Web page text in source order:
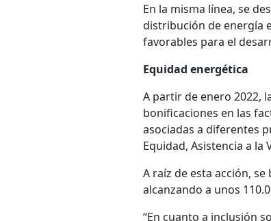
En la misma línea, se
distribución de energía
favorables para el
Equidad energética
A partir de enero 2022,
bonificaciones en las
asociadas a diferentes
Equidad, Asistencia a la
A raíz de esta acción,
alcanzando a unos
“En cuanto a inclusión